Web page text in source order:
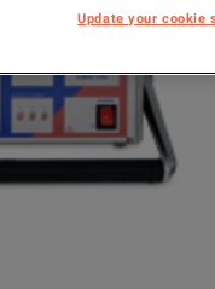
Update your cookie